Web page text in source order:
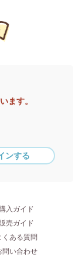
ます。
ンする
入ガイド
売ガイド
くある質問
問い合わせ